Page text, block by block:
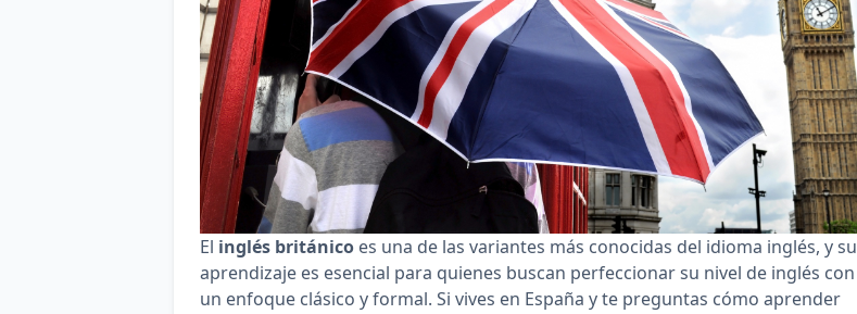
El inglés británico es una de las variantes más conocidas del idioma inglés, y su
aprendizaje es esencial para quienes buscan perfeccionar su nivel de inglés con
un enfoque clásico y formal. Si vives en España y te preguntas cómo aprender